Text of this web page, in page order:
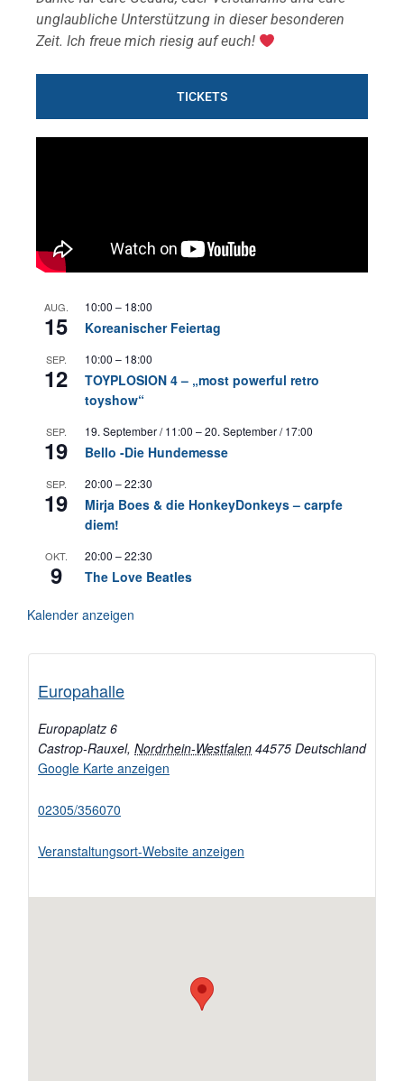
unglaubliche Unterstützung in dieser besonderen
Zeit. Ich freue mich riesig auf euch!
TICKETS
AUG.
15
10:00 – 18:00
Koreanischer Feiertag
SEP.
12
10:00 – 18:00
TOYPLOSION 4 – „most powerful retro
toyshow“
SEP.
19
19. September / 11:00 –20. September / 17:00
Bello -Die Hundemesse
SEP.
19
20:00 –22:30
Mirja Boes & die HonkeyDonkeys – carpfe
diem!
OKT.
9
20:00 –22:30
The Love Beatles
Kalender anzeigen
Europahalle
Europaplatz 6
Castrop-Rauxel, Nordrhein-Westfalen 44575 Deutschland
Google Karte anzeigen
02305/356070
Veranstaltungsort-Website anzeigen